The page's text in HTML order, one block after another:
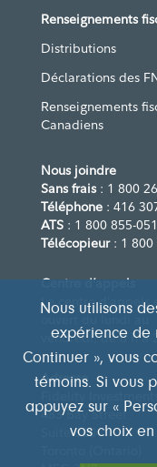
Renseignements
Distributions
Déclarations des
Renseignements
Canadiens
Nous joindre
Sans frais: 1 800
Téléphone : 416
ATS : 1 800 855-
Télécopieur: 1 800
Centre d’appels
Le centre d’appels
vendredi, de 8 h à
Adresse
Fidelity
483 Bay Street
Suite 300
Nous utilisons
expérience de
Continuer », vous
témoins. Si vous
appuyez sur «
vos choix